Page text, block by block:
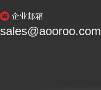
企业邮箱
sales@aooroo.com